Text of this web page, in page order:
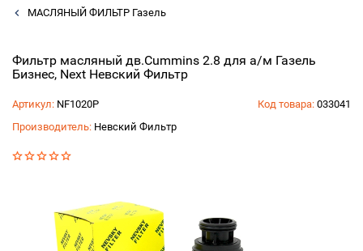
МАСЛЯНЫЙ ФИЛЬТР Газель
Фильтр масляный дв.Cummins 2.8 для а/м Газель
Бизнес, Next Невский Фильтр
Артикул: NF1020P Код товара: 033041
Производитель: Невский Фильтр